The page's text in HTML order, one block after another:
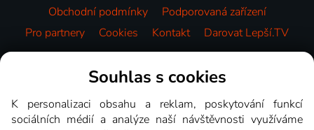
Obchodní podmínky
Podporovaná zařízení
Pro partnery
Cookies Kontakt Darovat Lepší.TV
Videotéka
Souhlas s cookies
K personalizaci obsahu a reklam, poskytování funkcí
sociálních médií a analýze naší návštěvnosti využíváme